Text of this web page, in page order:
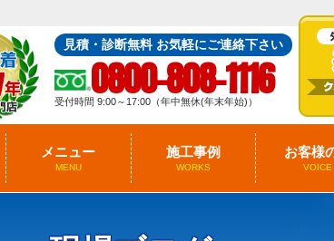
見積・診断無料 お気軽にご連絡下さい
0800-808-1116
受付時間 9:00～17:00（年中無休(年末年始)）
メニュー
MENU
施工事例
WORKS
お客様
VOICE